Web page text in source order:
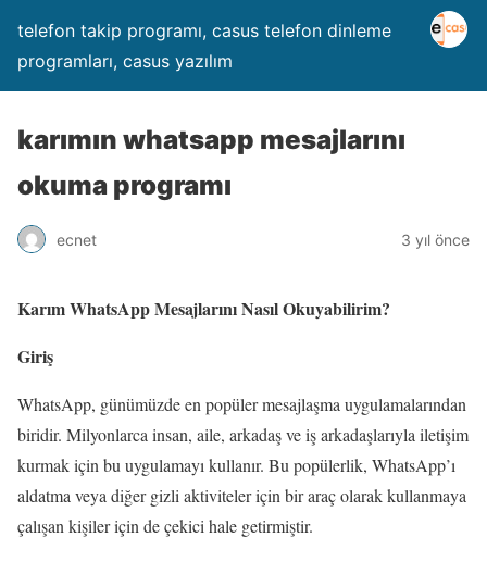
telefon takip programı, casus telefon dinleme
programları, casus yazılım
karımın whatsapp mesajlarını
okuma programı
ecnet 3 yıl önce
Karım WhatsApp Mesajlarını Nasıl Okuyabilirim?
Giriş
WhatsApp, günümüzde en popüler mesajlaşma uygulamalarından
biridir. Milyonlarca insan, aile, arkadaş ve iş arkadaşlarıyla iletişim
kurmak için bu uygulamayı kullanır. Bu popülerlik, WhatsApp’ı
aldatma veya diğer gizli aktiviteler için bir araç olarak kullanmaya
çalışan kişiler için de çekici hale getirmiştir.